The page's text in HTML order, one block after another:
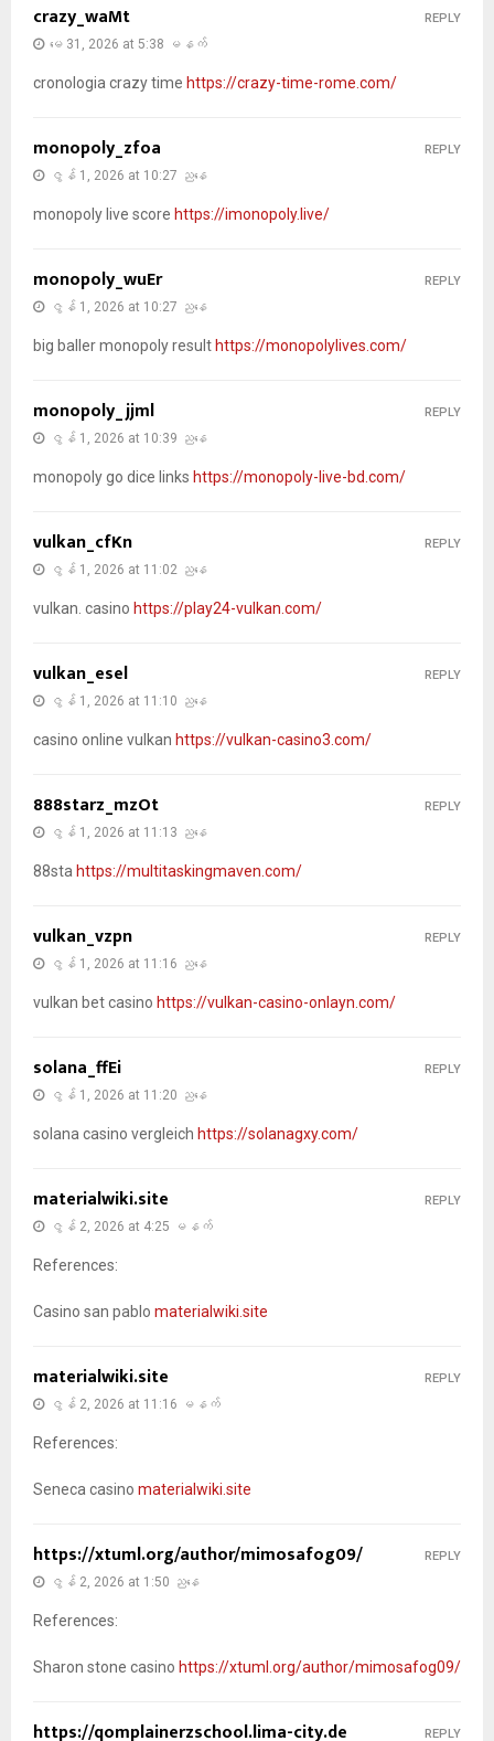
crazy_waMt
မေ 31, 2026 at 5:38 မနက်
cronologia crazy time https://crazy-time-rome.com/
REPLY
monopoly_zfoa
ဇွန် 1, 2026 at 10:27 ညနေ
monopoly live score https://imonopoly.live/
REPLY
monopoly_wuEr
ဇွန် 1, 2026 at 10:27 ညနေ
big baller monopoly result https://monopolylives.com/
REPLY
monopoly_jjml
ဇွန် 1, 2026 at 10:39 ညနေ
monopoly go dice links https://monopoly-live-bd.com/
REPLY
vulkan_cfKn
ဇွန် 1, 2026 at 11:02 ညနေ
vulkan. casino https://play24-vulkan.com/
REPLY
vulkan_esel
ဇွန် 1, 2026 at 11:10 ညနေ
casino online vulkan https://vulkan-casino3.com/
REPLY
888starz_mzOt
ဇွန် 1, 2026 at 11:13 ညနေ
88sta https://multitaskingmaven.com/
REPLY
vulkan_vzpn
ဇွန် 1, 2026 at 11:16 ညနေ
vulkan bet casino https://vulkan-casino-onlayn.com/
REPLY
solana_ffEi
ဇွန် 1, 2026 at 11:20 ညနေ
solana casino vergleich https://solanagxy.com/
REPLY
materialwiki.site
ဇွန် 2, 2026 at 4:25 မနက်
References:
Casino san pablo materialwiki.site
REPLY
materialwiki.site
ဇွန် 2, 2026 at 11:16 မနက်
References:
Seneca casino materialwiki.site
REPLY
https://xtuml.org/author/mimosafog09/
ဇွန် 2, 2026 at 1:50 ညနေ
References:
Sharon stone casino https://xtuml.org/author/mimosafog09/
REPLY
https://qomplainerzschool.lima-city.de REPLY